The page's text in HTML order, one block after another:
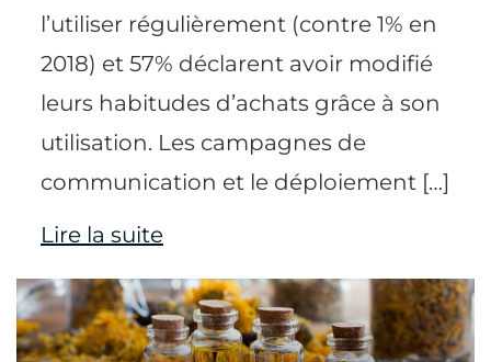
l’utiliser régulièrement (contre 1% en
2018) et 57% déclarent avoir modifié
leurs habitudes d’achats grâce à son
utilisation. Les campagnes de
communication et le déploiement […]
Lire la suite